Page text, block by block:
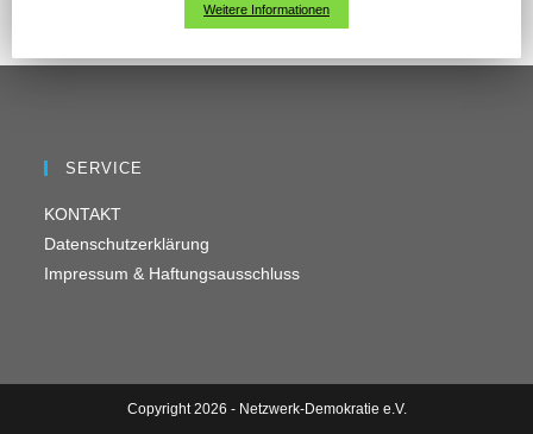
SERVICE
KONTAKT
Datenschutzerklärung
Impressum & Haftungsausschluss
Copyright 2026 - Netzwerk-Demokratie e.V.
Weitere Informationen